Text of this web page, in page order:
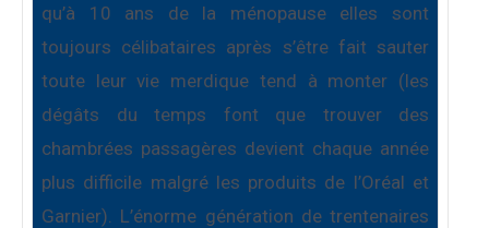
qu’à 10 ans de la ménopause elles sont
toujours célibataires après s’être fait sauter
toute leur vie merdique tend à monter (les
dégâts du temps font que trouver des
chambrées passagères devient chaque année
plus difficile malgré les produits de l’Oréal et
Garnier). L’énorme génération de trentenaires